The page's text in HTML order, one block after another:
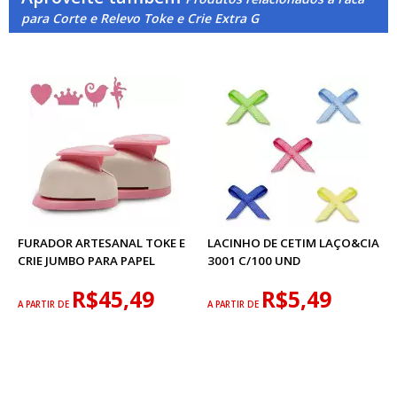
para Corte e Relevo Toke e Crie Extra G
FURADOR ARTESANAL TOKE E
CRIE JUMBO PARA PAPEL
A PARTIR DE R$45,49
LACINHO DE CETIM LAÇO&CIA
3001 C/100 UND
A PARTIR DE R$5,49